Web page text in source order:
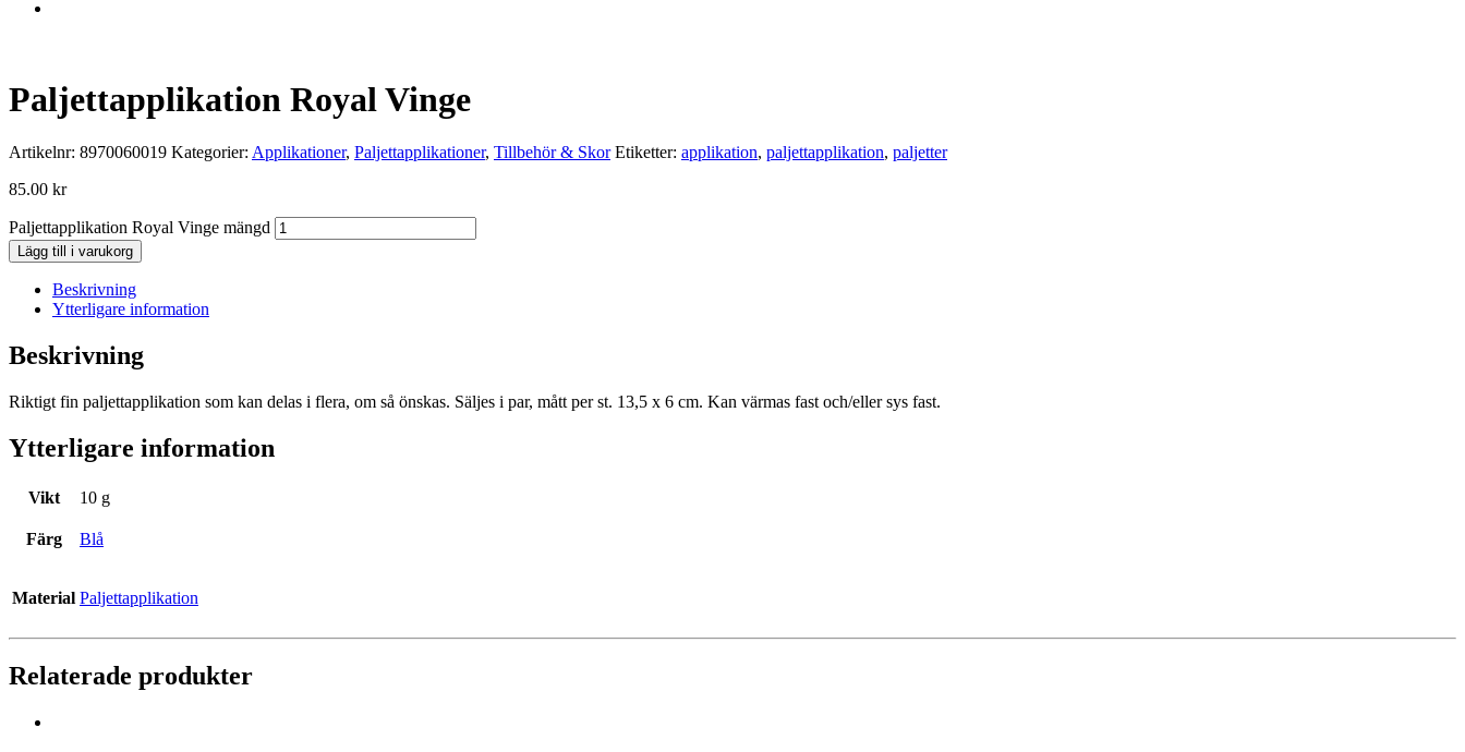
Paljettapplikation Royal Vinge
Artikelnr: 8970060019 Kategorier: Applikationer, Paljettapplikationer, Tillbehör & Skor Etiketter: applikation, paljettapplikation, paljetter
85.00 kr
Paljettapplikation Royal Vinge mängd
Lägg till i varukorg
Beskrivning
Ytterligare information
Beskrivning
Riktigt fin paljettapplikation som kan delas i flera, om så önskas. Säljes i par, mått per st. 13,5 x 6 cm. Kan värmas fast och/eller sys fast.
Ytterligare information
Vikt 10 g
Färg Blå
Material Paljettapplikation
Relaterade produkter